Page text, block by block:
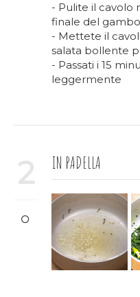
- Pulite il cavolo
finale del gambo
- Mettete il
salata bollente
- Passati i 15
leggermente
2 IN PADELLA